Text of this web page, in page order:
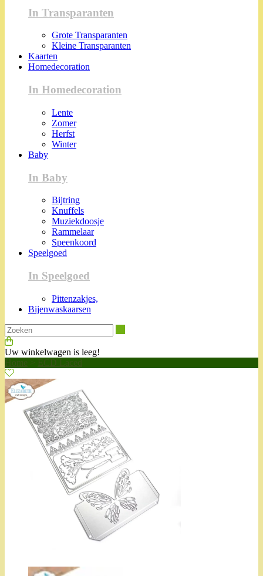
In Transparanten
Grote Transparanten
Kleine Transparanten
Kaarten
Homedecoration
In Homedecoration
Lente
Zomer
Herfst
Winter
Baby
In Baby
Bijtring
Knuffels
Muziekdoosje
Rammelaar
Speenkoord
Speelgoed
In Speelgoed
Pittenzakjes,
Bijenwaskaarsen
Uw winkelwagen is leeg!
Home
ECD Laced